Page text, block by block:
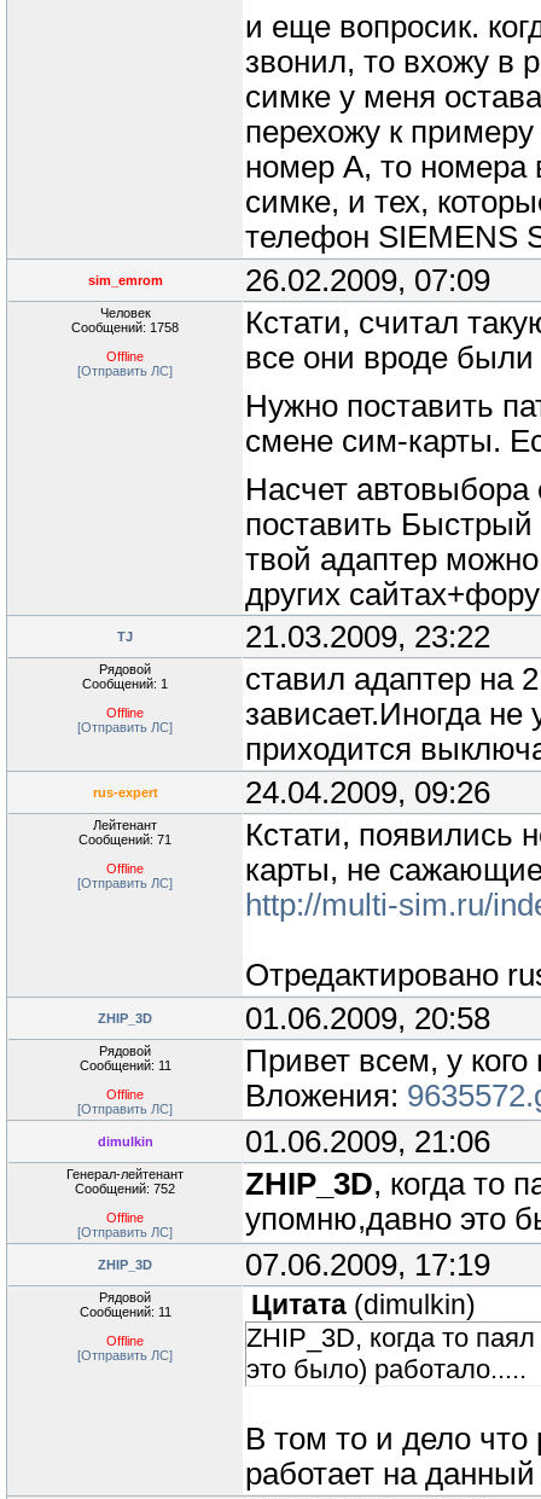
и еще вопросик.
звонил, то вхожу в
симке у меня
перехожу к
номер А, то номера
симке, и тех,
телефон SIEMENS
sim_emrom 26.02.2009, 07:09
Человек
Сообщений: 1758
Offline
[Отправить ЛС]
Кстати, считал
все они вроде были
Нужно поставить
смене сим-карты.
Насчет автовыбора
поставить Быстрый
твой адаптер
других
TJ 21.03.2009, 23:22
Рядовой
Сообщений: 1
Offline
[Отправить ЛС]
ставил адаптер на
зависает.Иногда не
приходится
rus-expert 24.04.2009, 09:26
Лейтенант
Сообщений: 71
Offline
[Отправить ЛС]
Кстати, появились
карты, не
http://multi-sim.ru/
Отредактировано
ZHIP_3D 01.06.2009, 20:58
Рядовой
Сообщений: 11
Offline
[Отправить ЛС]
Привет всем, у
Вложения:
dimulkin 01.06.2009, 21:06
Генерал-лейтенант
Сообщений: 752
Offline
[Отправить ЛС]
ZHIP_3D, когда то
упомню,давно это
ZHIP_3D 07.06.2009, 17:19
Рядовой
Сообщений: 11
Offline
[Отправить ЛС]
Цитата (dimulkin)
ZHIP_3D, когда то
это было) работало.....
В том то и дело что
работает на